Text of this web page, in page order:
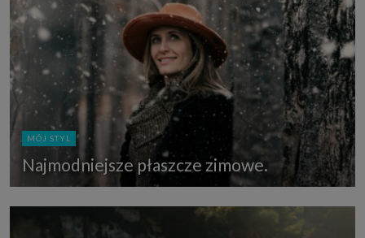
MÓJ STYL
Najmodniejsze płaszcze zimowe.